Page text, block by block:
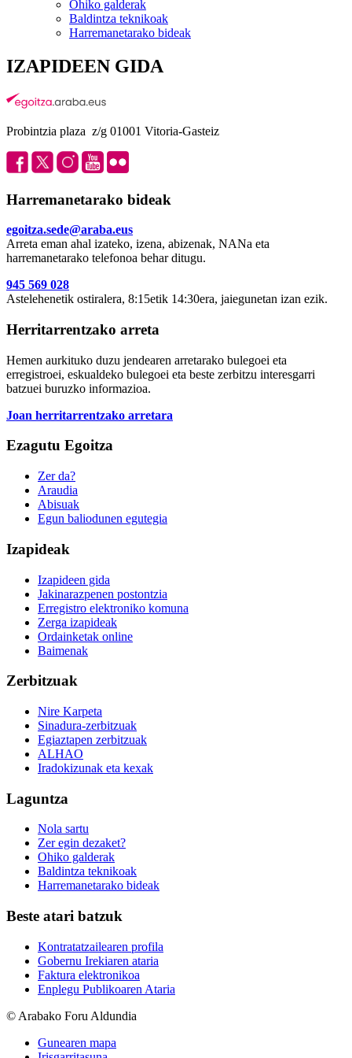
Ohiko galderak
Baldintza teknikoak
Harremanetarako bideak
IZAPIDEEN GIDA
Probintzia plaza z/g 01001 Vitoria-Gasteiz
Harremanetarako bideak
egoitza.sede@araba.eus
Arreta eman ahal izateko, izena, abizenak, NANa eta
harremanetarako telefonoa behar ditugu.
945 569 028
Astelehenetik ostiralera, 8:15etik 14:30era, jaiegunetan izan ezik.
Herritarrentzako arreta
Hemen aurkituko duzu jendearen arretarako bulegoei eta
erregistroei, eskualdeko bulegoei eta beste zerbitzu interesgarri
batzuei buruzko informazioa.
Joan herritarrentzako arretara
Ezagutu Egoitza
Zer da?
Araudia
Abisuak
Egun baliodunen egutegia
Izapideak
Izapideen gida
Jakinarazpenen postontzia
Erregistro elektroniko komuna
Zerga izapideak
Ordainketak online
Baimenak
Zerbitzuak
Nire Karpeta
Sinadura-zerbitzuak
Egiaztapen zerbitzuak
ALHAO
Iradokizunak eta kexak
Laguntza
Nola sartu
Zer egin dezaket?
Ohiko galderak
Baldintza teknikoak
Harremanetarako bideak
Beste atari batzuk
Kontratatzailearen profila
Gobernu Irekiaren ataria
Faktura elektronikoa
Enplegu Publikoaren Ataria
© Arabako Foru Aldundia
Gunearen mapa